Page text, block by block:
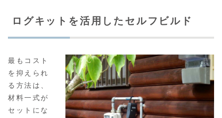
ログキットを活用したセルフビルド
最もコスト
を抑えられ
る方法は、
材料一式が
セットにな